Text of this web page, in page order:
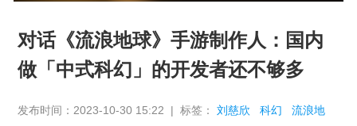
对话《流浪地球》手游制作人：国内
做「中式科幻」的开发者还不够多
发布时间：2023-10-30 15:22 | 标签：刘慈欣 科幻 流浪地